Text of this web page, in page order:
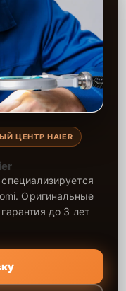
ЦЕНТР HAIER
Оригинальные
до 3 лет